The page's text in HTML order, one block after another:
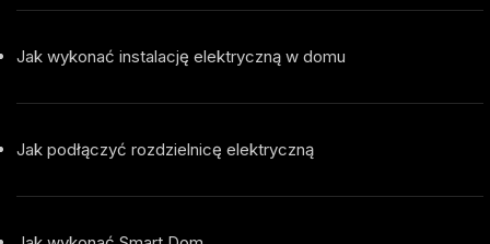
Jak wykonać instalację elektryczną w domu
Jak podłączyć rozdzielnicę elektryczną